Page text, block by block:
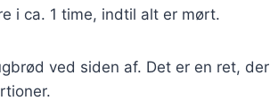
i ca. 1 time, indtil alt er mørt.
ved siden af. Det er en ret, der